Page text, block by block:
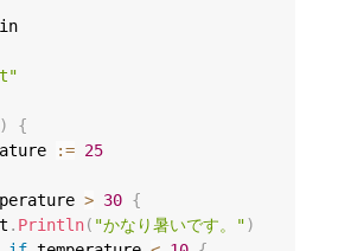
)
{
:= 25
> 30 {
. Println( "かなり暑いです。")